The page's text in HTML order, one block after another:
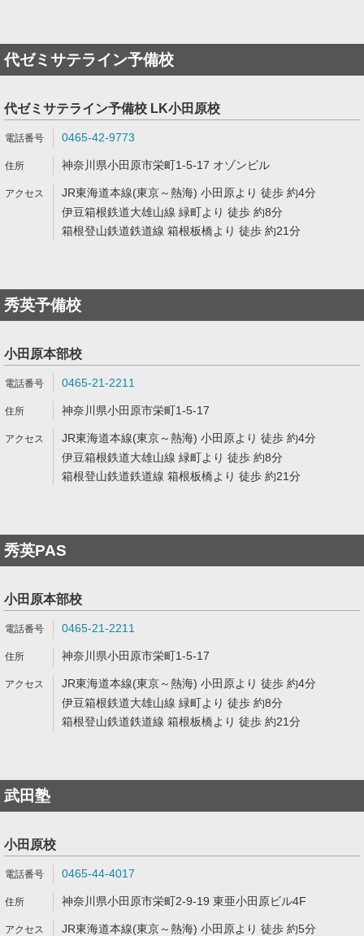
代ゼミサテライン予備校
代ゼミサテライン予備校 LK小田原校
0465-42-9773
神奈川県小田原市栄町1-5-17 オゾンビル
JR東海道本線(東京～熱海) 小田原より 徒歩 約4分
伊豆箱根鉄道大雄山線 緑町より 徒歩 約8分
箱根登山鉄道鉄道線 箱根板橋より 徒歩 約21分
秀英予備校
小田原本部校
0465-21-2211
神奈川県小田原市栄町1-5-17
JR東海道本線(東京～熱海) 小田原より 徒歩 約4分
伊豆箱根鉄道大雄山線 緑町より 徒歩 約8分
箱根登山鉄道鉄道線 箱根板橋より 徒歩 約21分
秀英PAS
小田原本部校
0465-21-2211
神奈川県小田原市栄町1-5-17
JR東海道本線(東京～熱海) 小田原より 徒歩 約4分
伊豆箱根鉄道大雄山線 緑町より 徒歩 約8分
箱根登山鉄道鉄道線 箱根板橋より 徒歩 約21分
武田塾
小田原校
0465-44-4017
神奈川県小田原市栄町2-9-19 東亜小田原ビル4F
JR東海道本線(東京～熱海) 小田原より 徒歩 約5分